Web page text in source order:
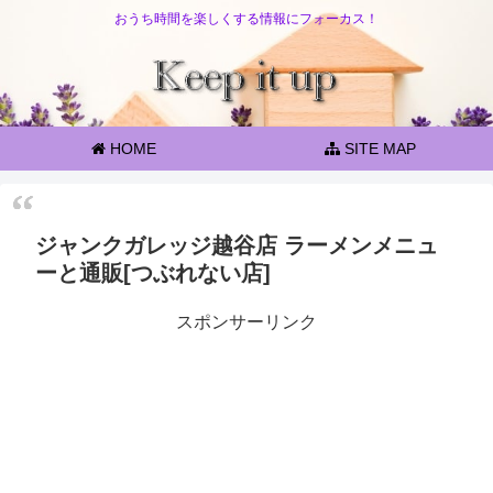
おうち時間を楽しくする情報にフォーカス！
HOME SITE MAP
ジャンクガレッジ越谷店 ラーメンメニュ
ーと通販[つぶれない店]
スポンサーリンク